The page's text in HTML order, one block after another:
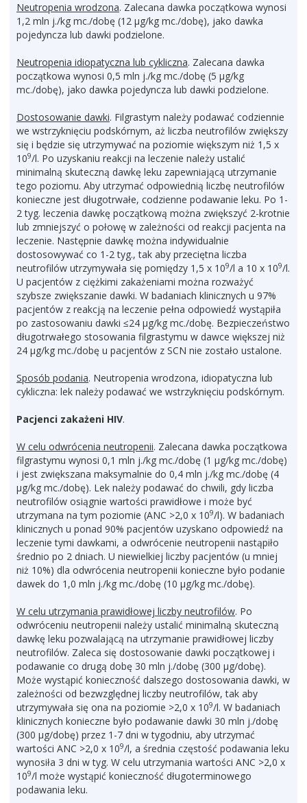
Neutropenia wrodzona. Zalecana dawka początkowa wynosi
1,2 mln j./kg mc./dobę (12 μg/kg mc./dobę), jako dawka
pojedyncza lub dawki podzielone.
Neutropenia idiopatyczna lub cykliczna. Zalecana dawka
początkowa wynosi 0,5 mln j./kg mc./dobę (5 μg/kg
mc./dobę), jako dawka pojedyncza lub dawki podzielone.
Dostosowanie dawki. Filgrastym należy podawać codziennie
we wstrzyknięciu podskórnym, aż liczba neutrofilów zwiększy
się i będzie się utrzymywać na poziomie większym niż 1,5 x
109/l. Po uzyskaniu reakcji na leczenie należy ustalić
minimalną skuteczną dawkę leku zapewniającą utrzymanie
tego poziomu. Aby utrzymać odpowiednią liczbę neutrofilów
konieczne jest długotrwałe, codzienne podawanie leku. Po 1-
2 tyg. leczenia dawkę początkową można zwiększyć 2-krotnie
lub zmniejszyć o połowę w zależności od reakcji pacjenta na
leczenie. Następnie dawkę można indywidualnie
dostosowywać co 1-2 tyg., tak aby przeciętna liczba
neutrofilów utrzymywała się pomiędzy 1,5 x 109/l a 10 x 109/l.
U pacjentów z ciężkimi zakażeniami można rozważyć
szybsze zwiększanie dawki. W badaniach klinicznych u 97%
pacjentów z reakcją na leczenie pełna odpowiedź wystąpiła
po zastosowaniu dawki ≤24 μg/kg mc./dobę. Bezpieczeństwo
długotrwałego stosowania filgrastymu w dawce większej niż
24 μg/kg mc./dobę u pacjentów z SCN nie zostało ustalone.
Sposób podania. Neutropenia wrodzona, idiopatyczna lub
cykliczna: lek należy podawać we wstrzyknięciu podskórnym.
Pacjenci zakażeni HIV.
W celu odwrócenia neutropenii. Zalecana dawka początkowa
filgrastymu wynosi 0,1 mln j./kg mc./dobę (1 μg/kg mc./dobę)
i jest zwiększana maksymalnie do 0,4 mln j./kg mc./dobę (4
μg/kg mc./dobę). Lek należy podawać do chwili, gdy liczba
neutrofilów osiągnie wartości prawidłowe i może być
utrzymana na tym poziomie (ANC >2,0 x 109/l). W badaniach
klinicznych u ponad 90% pacjentów uzyskano odpowiedź na
leczenie tymi dawkami, a odwrócenie neutropenii nastąpiło
średnio po 2 dniach. U niewielkiej liczby pacjentów (u mniej
niż 10%) dla odwrócenia neutropenii konieczne było podanie
dawek do 1,0 mln j./kg mc./dobę (10 μg/kg mc./dobę).
W celu utrzymania prawidłowej liczby neutrofilów. Po
odwróceniu neutropenii należy ustalić minimalną skuteczną
dawkę leku pozwalającą na utrzymanie prawidłowej liczby
neutrofilów. Zaleca się dostosowanie dawki początkowej i
podawanie co drugą dobę 30 mln j./dobę (300 μg/dobę).
Może wystąpić konieczność dalszego dostosowania dawki, w
zależności od bezwzględnej liczby neutrofilów, tak aby
utrzymywała się ona na poziomie >2,0 x 109/l. W badaniach
klinicznych konieczne było podawanie dawki 30 mln j./dobę
(300 μg/dobę) przez 1-7 dni w tygodniu, aby utrzymać
wartości ANC >2,0 x 109/l, a średnia częstość podawania leku
wynosiła 3 dni w tyg. W celu utrzymania wartości ANC >2,0 x
109/l może wystąpić konieczność długoterminowego
podawania leku.